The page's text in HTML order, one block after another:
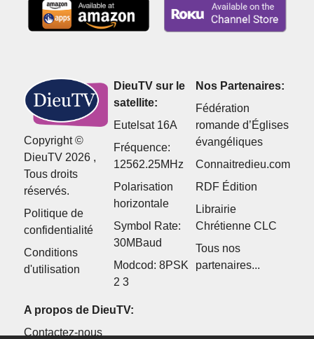
Copyright ©
DieuTV 2026 ,
Tous droits
réservés.
Politique de
confidentialité
Conditions
d'utilisation
DieuTV sur le
satellite:
Eutelsat 16A
Fréquence:
12562.25MHz
Polarisation
horizontale
Symbol Rate:
30MBaud
Modcod: 8PSK
2 3
Nos Partenaires:
Fédération
romande d’Églises
évangéliques
Connaitredieu.com
RDF Édition
Librairie
Chrétienne CLC
Tous nos
partenaires...
A propos de DieuTV:
Contactez-nous